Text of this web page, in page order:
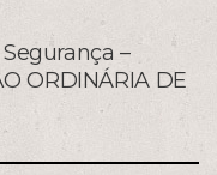
–
ORDINÁRIA DE